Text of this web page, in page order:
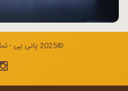
©2025 پانی پی - تمامی حقوق محفوظ می باشد.